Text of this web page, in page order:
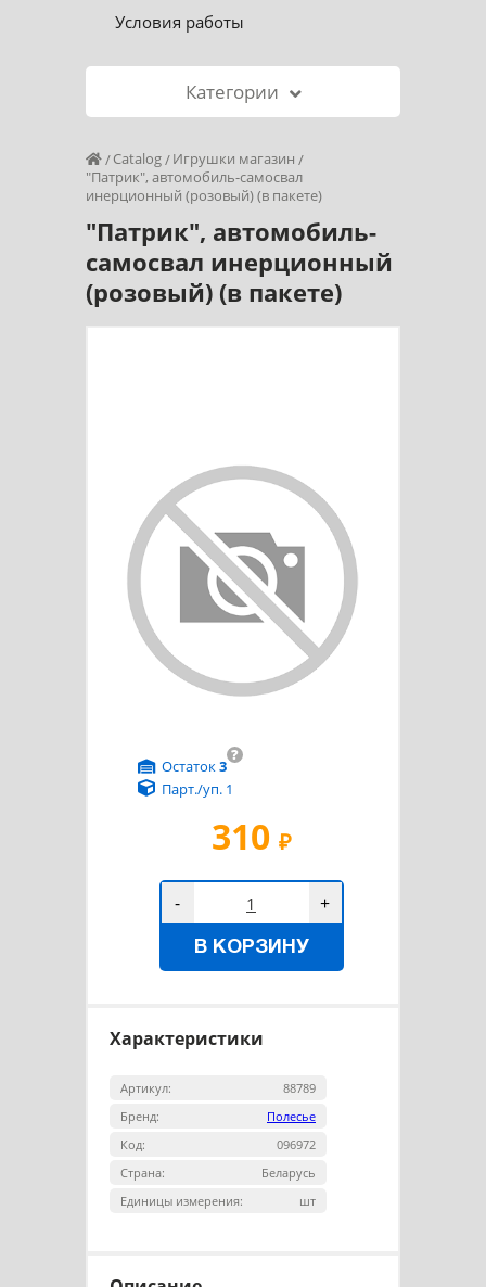
Условия работы
Категории
Catalog
Игрушки магазин
"Патрик", автомобиль-самосвал
инерционный (розовый) (в пакете)
"Патрик", автомобиль-
самосвал инерционный
(розовый) (в пакете)
310 ₽
?
Остаток3
Парт./уп. 1
- +
В КОРЗИНУ
Характеристики
Артикул:
88789
Бренд:
Полесье
Код:
096972
Страна:
Беларусь
Единицы измерения:
шт